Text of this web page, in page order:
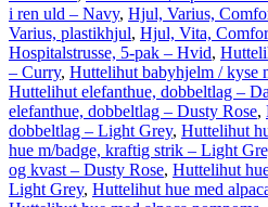
i ren uld – Navy, Hjul, Varius,
Varius, plastikhjul, Hjul, Vita,
Hospitalstrusse, 5-pak – Hvid,
– Curry, Huttelihut babyhjelm / kyse
Huttelihut elefanthue, dobbeltlag –
elefanthue, dobbeltlag – Dusty Rose,
dobbeltlag – Light Grey, Huttelihut
hue m/badge, kraftig strik – Light
og kvast – Dusty Rose, Huttelihut
Light Grey, Huttelihut hue med